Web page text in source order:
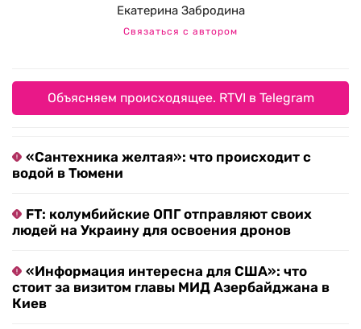
Екатерина Забродина
Связаться с автором
Объясняем происходящее. RTVI в Telegram
«Сантехника желтая»: что происходит с
водой в Тюмени
FT: колумбийские ОПГ отправляют своих
людей на Украину для освоения дронов
«Информация интересна для США»: что
стоит за визитом главы МИД Азербайджана в
Киев